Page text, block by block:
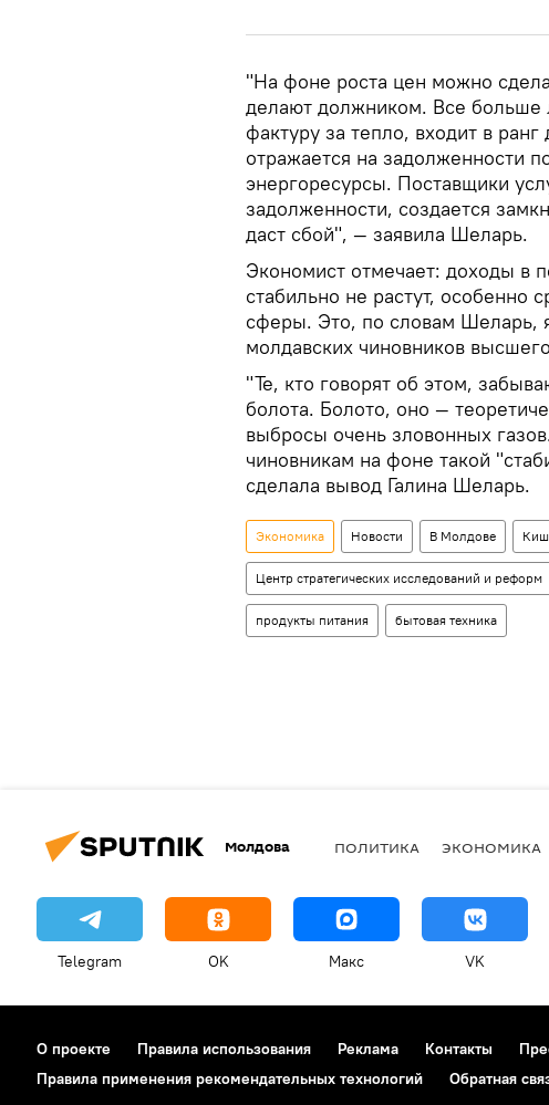
"На фоне роста цен можно
делают должником. Все больше
фактуру за тепло, входит в
отражается на задолженности
энергоресурсы. Поставщики
задолженности, создается
даст сбой", — заявила Шеларь.
Экономист отмечает: доходы в
стабильно не растут, особенно
сферы. Это, по словам Шеларь,
молдавских чиновников
"Те, кто говорят об этом,
болота. Болото, оно —
выбросы очень зловонных
чиновникам на фоне такой
сделала вывод Галина Шеларь.
Экономика Новости В Молдове
Центр стратегических исследований и реформ
продукты питания бытовая техника
Молдова ПОЛИТИКА ЭКОНОМИКА
Telegram OK Макс VK
О проекте Правила использования Реклама Контакты
Правила применения рекомендательных технологий
Обратная